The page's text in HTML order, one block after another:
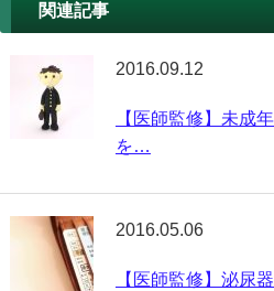
関連記事
2016.09.12
【医師監修】未成
を…
2016.05.06
【医師監修】泌尿